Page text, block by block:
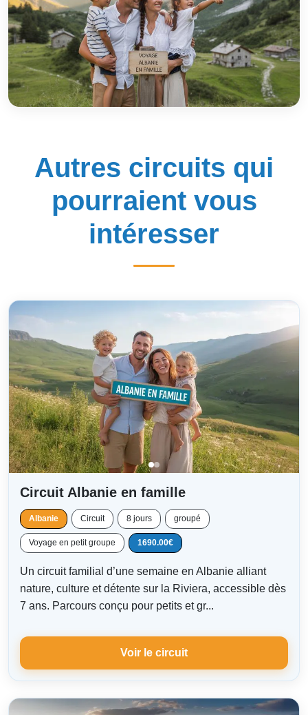
Autres circuits qui
pourraient vous
intéresser
Circuit Albanie en famille
Albanie Circuit 8 jours groupé
Voyage en petit groupe 1690.00€
Un circuit familial d’une semaine en Albanie alliant
nature, culture et détente sur la Riviera, accessible dès
7 ans. Parcours conçu pour petits et gr...
Voir le circuit